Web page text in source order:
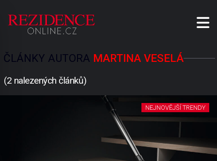
ČLÁNKY AUTORA MARTINA VESELÁ
(2 nalezených článků)
NEJNOVĚJŠÍ TRENDY